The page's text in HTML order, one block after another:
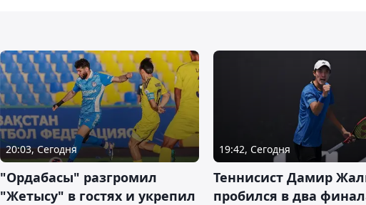
20:03, Сегодня
"Ордабасы" разгромил
"Жетысу" в гостях и укрепил
19:42, Сегодня
Теннисист Дамир
пробился в два